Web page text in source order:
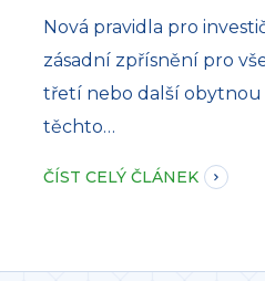
Nová pravidla pro
zásadní zpřísnění pro
třetí nebo další obytnou
těchto…
ČÍST CELÝ ČLÁNEK